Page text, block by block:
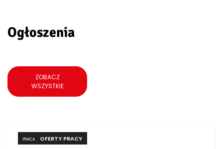
Ogłoszenia
ZOBACZ
WSZYSTKIE
PRACA OFERTY PRACY